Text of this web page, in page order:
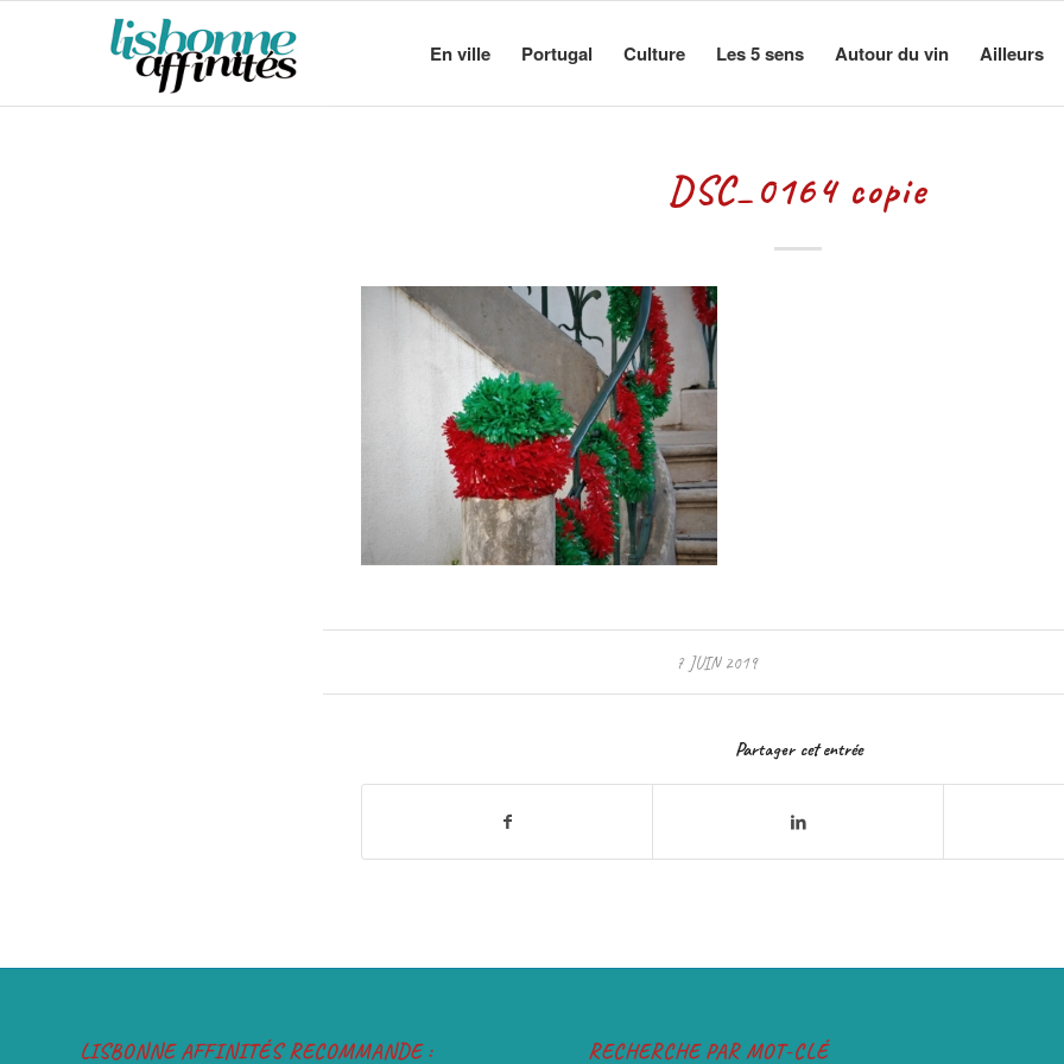
En ville Portugal Culture Les 5 sens Autour du vin Ailleurs
DSC_0164 copie
7 JUIN 2019
Partager cet entrée
LISBONNE AFFINITÉS RECOMMANDE : RECHERCHE PAR MOT-CLÉ